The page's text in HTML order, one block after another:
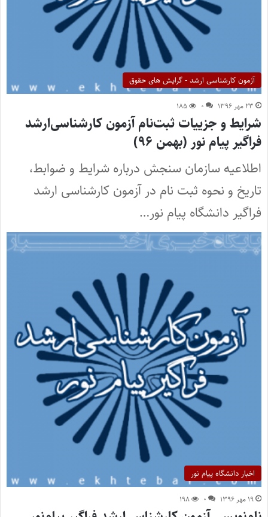
آزمون کارشناسی ارشد - گرایش های حقوق
۲۳ مهر ۱۳۹۶ ۰ ۱۸۵
شرایط و جزییات ثبت‌نام آزمون کارشناسی‌ارشد
فراگیر پیام نور (بهمن ۹۶)
اطلاعیه سازمان سنجش درباره شرایط و ضوابط،
تاریخ و نحوه ثبت نام در آزمون کارشناسی ارشد
فراگیر دانشگاه پیام نور…
اخبار دانشگاه پیام نور
۱۹ مهر ۱۳۹۶ ۰ ۱۹۸